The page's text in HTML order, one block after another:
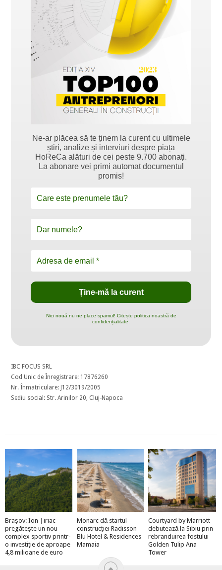
Ne-ar plăcea să te ținem la curent cu ultimele
știri, analize și interviuri despre piața
HoReCa alături de cei peste 9.700 abonați.
La abonare vei primi automat documentul
promis!
Nici nouă nu ne place spamul! Citește politica noastră de
confidențialitate.
IBC FOCUS SRL
Cod Unic de Înregistrare: 17876260
Nr. Înmatriculare: J12/3019/2005
Sediu social: Str. Arinilor 20, Cluj-Napoca
Brașov: Ion Țiriac
pregătește un nou
complex sportiv printr-
o investiție de aproape
4,8 milioane de euro
Monarc dă startul
construcției Radisson
Blu Hotel & Residences
Mamaia
Courtyard by Marriott
debutează la Sibiu prin
rebranduirea fostului
Golden Tulip Ana
Tower